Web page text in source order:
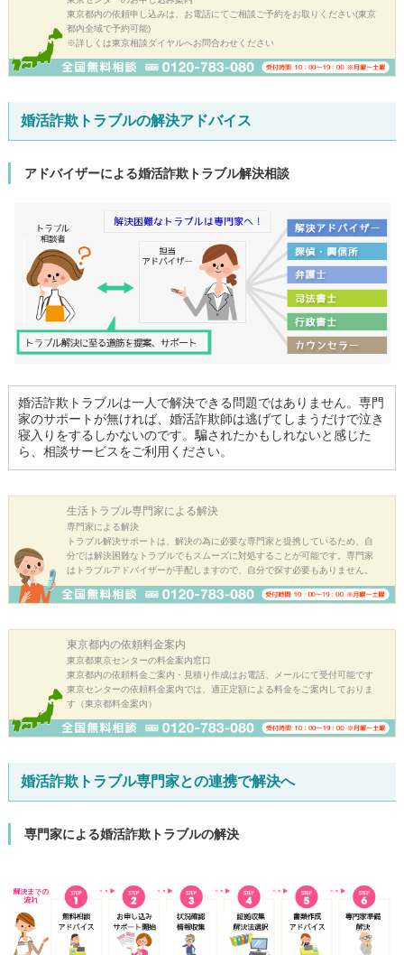
東京都内の依頼申し込みは、お電話にてご相談ご予約をお取りください(東京
都内全域で予約可能)
※詳しくは東京相談ダイヤルへお問合わせください
婚活詐欺トラブルの解決アドバイス
アドバイザーによる婚活詐欺トラブル解決相談
婚活詐欺トラブルは一人で解決できる問題ではありません。専門
家のサポートが無ければ、婚活詐欺師は逃げてしまうだけで泣き
寝入りをするしかないのです。騙されたかもしれないと感じた
ら、相談サービスをご利用ください。
生活トラブル専門家による解決
専門家による解決
トラブル解決サポートは、解決の為に必要な専門家と提携しているため、自
分では解決困難なトラブルでもスムーズに対処することが可能です。専門家
はトラブルアドバイザーが手配しますので、自分で探す必要もありません。
東京都内の依頼料金案内
東京都東京センターの料金案内窓口
東京都内の依頼料金ご案内・見積り作成はお電話、メールにて受付可能です
東京センターの依頼料金案内では、適正定額による料金をご案内しておりま
す（東京都料金案内）
婚活詐欺トラブル専門家との連携で解決へ
専門家による婚活詐欺トラブルの解決